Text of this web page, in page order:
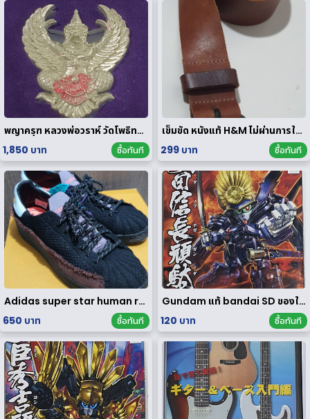
พญาครุฑ หลวงพ่อวราห์ วัดโพธิทอง มหาบารมี2 เนื้อสัมฤทธิ์เงิน
1,850 บาท
ซื้อทันที
เข็มขัด หนังแท้ H&M ไม่ผ่านการใช้งาน
299 บาท
ซื้อทันที
Adidas super star human race limited edition
650 บาท
ซื้อทันที
Gundam แท้ bandai SD ของใหม่
120 บาท
ซื้อทันที